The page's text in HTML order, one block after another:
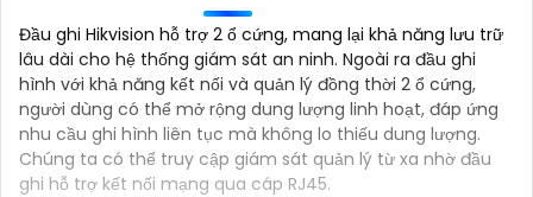
Đầu ghi Hikvision hỗ trợ 2 ổ cứng, mang lại khả năng lưu trữ
lâu dài cho hệ thống giám sát an ninh. Ngoài ra đầu ghi
hình với khả năng kết nối và quản lý đồng thời 2 ổ cứng,
người dùng có thể mở rộng dung lượng linh hoạt, đáp ứng
nhu cầu ghi hình liên tục mà không lo thiếu dung lượng.
Chúng ta có thể truy cập giám sát quản lý từ xa nhờ đầu
ghi hỗ trợ kết nối mạng qua cáp RJ45.